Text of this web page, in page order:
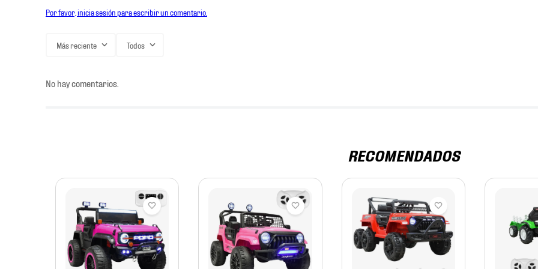
Por favor, inicia sesión para escribir un comentario.
Más reciente Todos
No hay comentarios.
RECOMENDADOS